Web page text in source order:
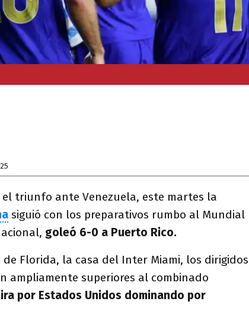
triunfo ante Venezuela, este martes la
siguió con los preparativos rumbo al Mundial
goleó 6-0 a Puerto Rico.
de Florida, la casa del Inter Miami, los dirigidos
ampliamente superiores al combinado
por Estados Unidos dominando por